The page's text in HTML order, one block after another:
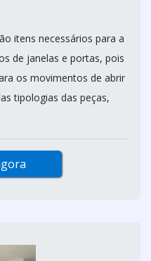
itens necessários para a
de janelas e portas, pois
os movimentos de abrir
tipologias das peças,